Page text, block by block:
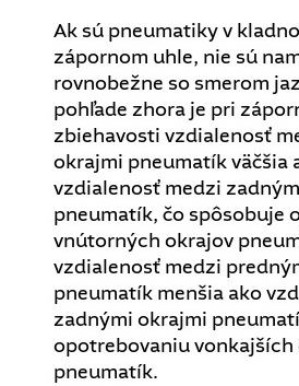
Ak sú pneumatiky v
zápornom uhle, nie sú
rovnobežne so smerom
pohľade zhora je pri
zbiehavosti vzdialenosť
okrajmi pneumatík väčšia
vzdialenosť medzi
pneumatík, čo spôsobuje
vnútorných okrajov
vzdialenosť medzi
pneumatík menšia ako
zadnými okrajmi
opotrebovaniu vonkajších
pneumatík.